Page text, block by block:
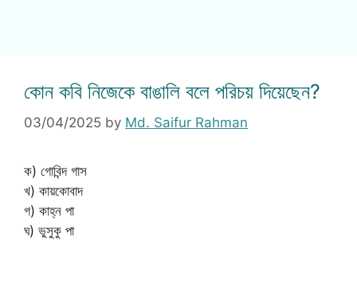
কোন কবি নিজেকে বাঙালি বলে পরিচয় দিয়েছেন?
03/04/2025 by Md. Saifur Rahman
ক) গোবিন্দ গাস
খ) কায়কোবাদ
গ) কাহ্ন পা
ঘ) ভুসুকু পা